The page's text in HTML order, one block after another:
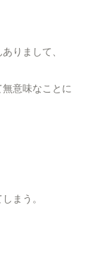
りまして、
意味なことに
まう。